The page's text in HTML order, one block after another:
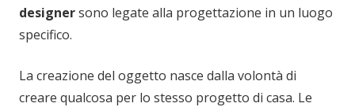
designersono legate alla progettazione in un luogo
specifico.
La creazione del oggetto nasce dalla volontà di
creare qualcosa per lo stesso progetto di casa. Le